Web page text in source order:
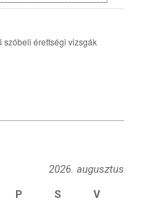
szóbeli érettségi vizsgák
2026. augusztus
P S V